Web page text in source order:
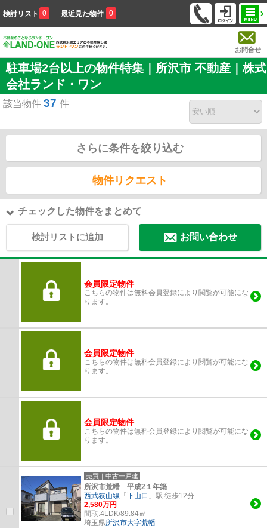
検討リスト 0 最近見た物件 0
お問合せ
駐車場2台以上の物件特集｜所沢市 不動産｜株式
会社ランド・ワン
該当物件 37 件
さらに条件を絞り込む
物件リクエスト
チェックした物件をまとめて
検討リストに追加 お問い合わせ
会員限定物件
こちらの物件は無料会員登録により閲覧が可能にな
ります。
会員限定物件
こちらの物件は無料会員登録により閲覧が可能にな
ります。
会員限定物件
こちらの物件は無料会員登録により閲覧が可能にな
ります。
売買｜中古一戸建
所沢市荒幡 平成2１年築
西武狭山線 「 下山口 」駅 徒歩12分
2,580万円
間取:4LDK/89.84㎡
埼玉県所沢市大字荒幡